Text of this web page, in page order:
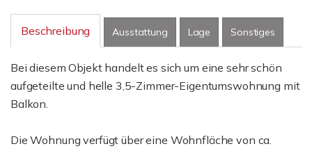
Beschreibung Ausstattung Lage Sonstiges
Bei diesem Objekt handelt es sich um eine sehr schön
aufgeteilte und helle 3,5-Zimmer-Eigentumswohnung mit
Balkon.
Die Wohnung verfügt über eine Wohnfläche von ca.